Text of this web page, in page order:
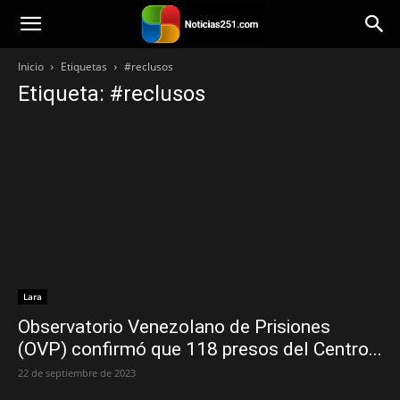
Noticias251
Inicio Etiquetas #reclusos
Etiqueta: #reclusos
Lara
Observatorio Venezolano de Prisiones
(OVP) confirmó que 118 presos del Centro...
22 de septiembre de 2023